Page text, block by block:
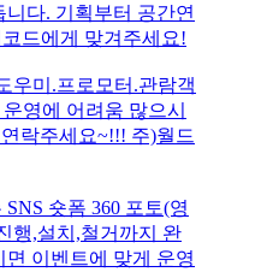
다. 기획부터 공간연
드에게 맞겨주세요!
우미.프로모터.관람객
영에 어려움 많으시
락주세요~!!! 주)월드
숏폼 360 포토(영
행,설치,철거까지 완
이벤트에 맞게 운영